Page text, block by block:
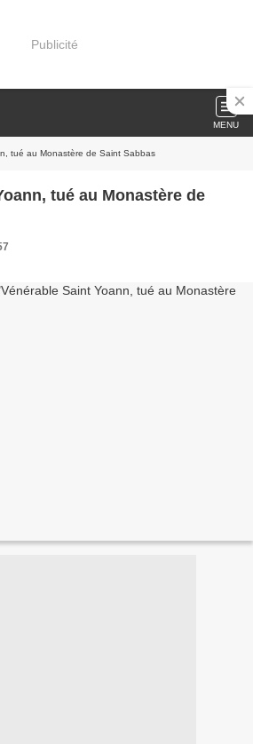
Publicité
MENU
tué au Monastère de Saint Sabbas
tué au Monastère de